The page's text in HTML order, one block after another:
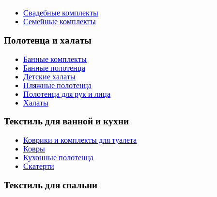
Свадебные комплекты
Семейные комплекты
Полотенца и халаты
Банные комплекты
Банные полотенца
Детские халаты
Пляжные полотенца
Полотенца для рук и лица
Халаты
Текстиль для ванной и кухни
Коврики и комплекты для туалета
Ковры
Кухонные полотенца
Скатерти
Текстиль для спальни